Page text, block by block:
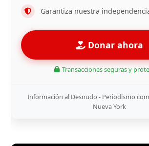
Garantiza nuestra
Donar ahora
Transacciones seguras y
Información al Desnudo - Periodismo
Nueva York